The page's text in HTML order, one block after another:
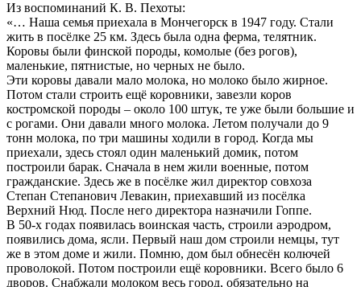
Из воспоминаний К. В. Пехоты:
«… Наша семья приехала в Мончегорск в 1947 году. Стали
жить в посёлке 25 км. Здесь была одна ферма, телятник.
Коровы были финской породы, комолые (без рогов),
маленькие, пятнистые, но черных не было.
Эти коровы давали мало молока, но молоко было жирное.
Потом стали строить ещё коровники, завезли коров
костромской породы – около 100 штук, те уже были большие и
с рогами. Они давали много молока. Летом получали до 9
тонн молока, по три машины ходили в город. Когда мы
приехали, здесь стоял один маленький домик, потом
построили барак. Сначала в нем жили военные, потом
гражданские. Здесь же в посёлке жил директор совхоза
Степан Степанович Левакин, приехавший из посёлка
Верхний Нюд. После него директора назначили Гоппе.
В 50-х годах появилась воинская часть, строили аэродром,
появились дома, ясли. Первый наш дом строили немцы, тут
же в этом доме и жили. Помню, дом был обнесён колючей
проволокой. Потом построили ещё коровники. Всего было 6
дворов. Снабжали молоком весь город, обязательно на